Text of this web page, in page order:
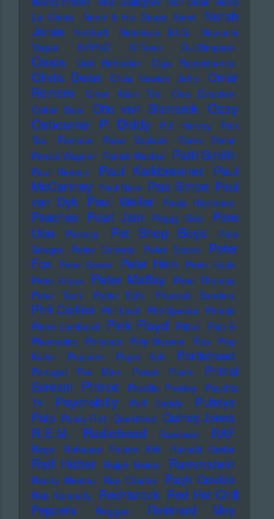
La Grinta
Noori & His Dorpa Band
Norah
Jones
Notdurft Notorious B.I.G.
Nouvelle
Vague
NSYNC O-Town O.J.Simpson
Oasis Odd Beholder Olga Reznichenko
Olivia Dean Olivia Newton John
Omar
Romero
Omer Klein Trio
One Direction
Oskar Sala
Otto von Bismarck Ozzy
Osbourne
P. Diddy P.J. Harvey
Pan
Tau
Pankow Papo Yoplack
Parov Stelar
Patrick Wagner Patrick Walden Patti Smith
Paul Heaton Paul Kalkbrenner
Paul
McCartney Paul Nero Paul Simon Paul
van Dyk Paul Weller Paula Hartmann
Peaches Pearl Jam Peggy Gou
Pere
Ubu
Perrecy Pet Shop Boys
Pete
Seeger
Peter Doherty Peter Evans
Peter
Fox
Peter Green Peter Hein
Peter Hook
Peter Kraus
Peter Maffay
Peter Thomas
Peter Tosh
Petter Eldh Pharoah Sanders
Phil Collins Phil Lesh Phil Spector Photek
Pietro Lombardi
Pink Floyd Pitbull Plan B
Plasmatics
Polecats Poly Styrene Pop
Pop-
Kultur
Popcorn Popol Vuh Portishead
Portugal The Man Power Plush
Primal
Scream
Prince Priscilla Presley
Psychic
TV
Psychobilly Puff Daddy
Puhdys
Pulp Pussy Riot Questlove Quincy Jones
R.E.M. Radiohead Raekwon RAF
Rage Rahsaan Roland Kirk Rainald Grebe
Ralf Hütter Ralph Heidel Rammstein
Randy Weston Ray Charles Rayk Goetze
Reb Kennedy Rechtsrock Red Hot Chili
Peppers
Reggae Reinhard Mey